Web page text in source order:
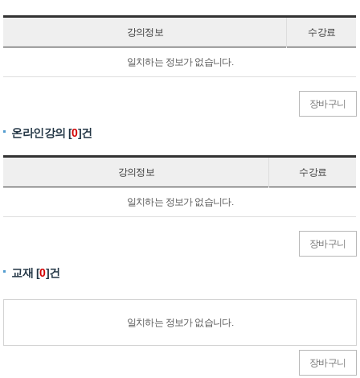
강의정보 수강료
일치하는 정보가 없습니다.
장바구니
온라인강의 [0]건
강의정보 수강료
일치하는 정보가 없습니다.
장바구니
교재 [0]건
일치하는 정보가 없습니다.
장바구니